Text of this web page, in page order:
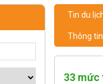
Tin du
Thông
33 mức